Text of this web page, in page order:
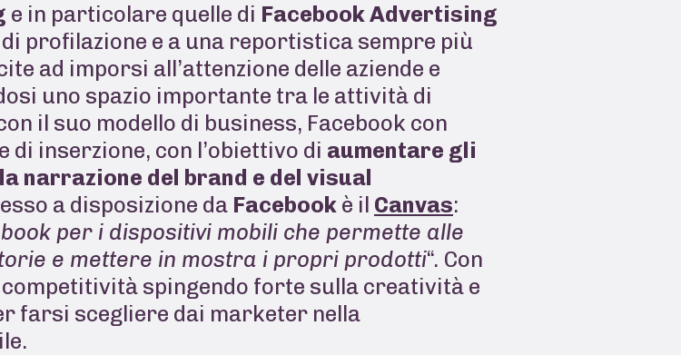
e in particolare quelle di Facebook Advertising
profilazione e a una reportistica sempre più
ad imporsi all’attenzione delle aziende e
uno spazio importante tra le attività di
il suo modello di business, Facebook con
inserzione, con l’obiettivo di aumentare gli
narrazione del brand e del visual
a disposizione da Facebook è il Canvas:
per i dispositivi mobili che permette alle
e mettere in mostra i propri prodotti“. Con
competitività spingendo forte sulla creatività e
farsi scegliere dai marketer nella